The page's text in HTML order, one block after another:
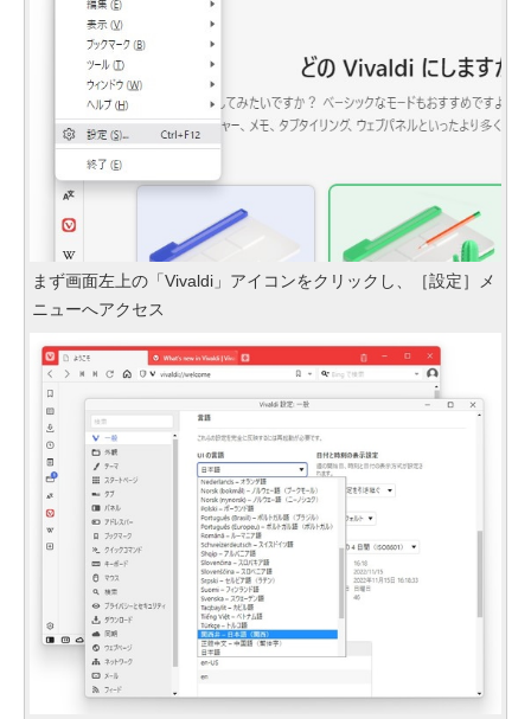
まず画面左上の「Vivaldi」アイコンをクリックし、［設定］メ
ニューへアクセス